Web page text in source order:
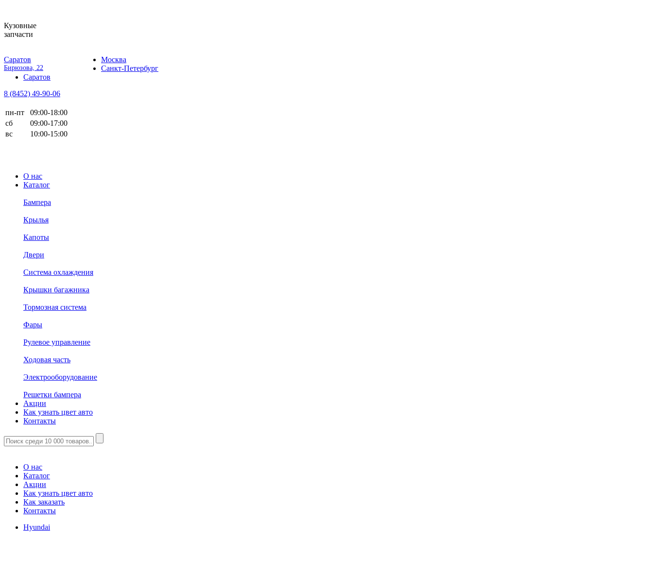
Кузовные
запчасти
Саратов
Бирюзова, 22
Москва
Санкт-Петербург
Саратов
8 (8452) 49-90-06
пн-пт
09:00-18:00
сб
09:00-17:00
вс
10:00-15:00
О нас
Каталог
Бампера
Крылья
Капоты
Двери
Система охлаждения
Крышки багажника
Тормозная система
Фары
Рулевое управление
Ходовая часть
Электрооборудование
Решетки бампера
Акции
Как узнать цвет авто
Контакты
О нас
Каталог
Акции
Как узнать цвет авто
Как заказать
Контакты
Hyundai